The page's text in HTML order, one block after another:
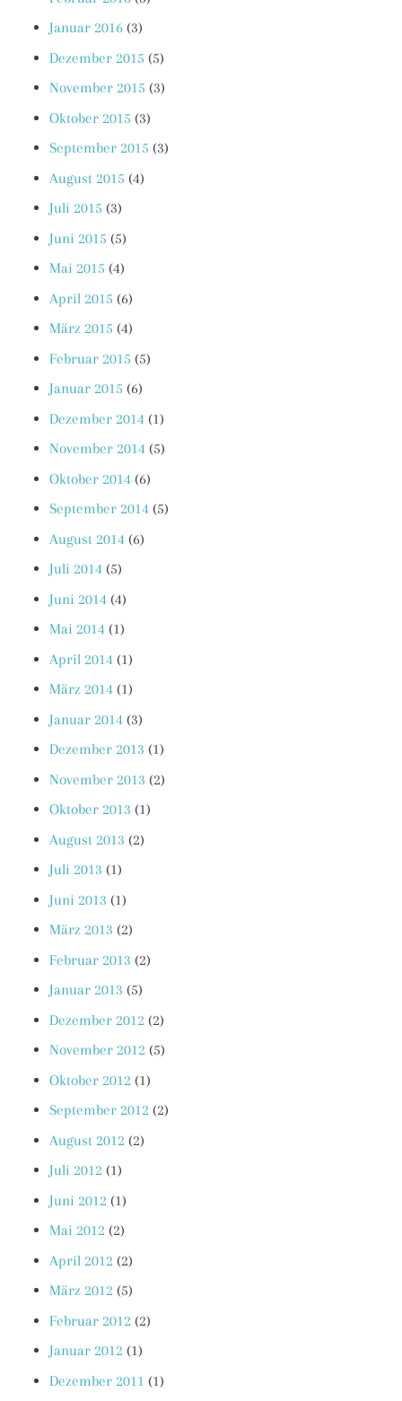
Januar 2016 (3)
Dezember 2015 (5)
November 2015 (3)
Oktober 2015 (3)
September 2015 (3)
August 2015 (4)
Juli 2015 (3)
Juni 2015 (5)
Mai 2015 (4)
April 2015 (6)
März 2015 (4)
Februar 2015 (5)
Januar 2015 (6)
Dezember 2014 (1)
November 2014 (5)
Oktober 2014 (6)
September 2014 (5)
August 2014 (6)
Juli 2014 (5)
Juni 2014 (4)
Mai 2014 (1)
April 2014 (1)
März 2014 (1)
Januar 2014 (3)
Dezember 2013 (1)
November 2013 (2)
Oktober 2013 (1)
August 2013 (2)
Juli 2013 (1)
Juni 2013 (1)
März 2013 (2)
Februar 2013 (2)
Januar 2013 (5)
Dezember 2012 (2)
November 2012 (5)
Oktober 2012 (1)
September 2012 (2)
August 2012 (2)
Juli 2012 (1)
Juni 2012 (1)
Mai 2012 (2)
April 2012 (2)
März 2012 (5)
Februar 2012 (2)
Januar 2012 (1)
Dezember 2011 (1)